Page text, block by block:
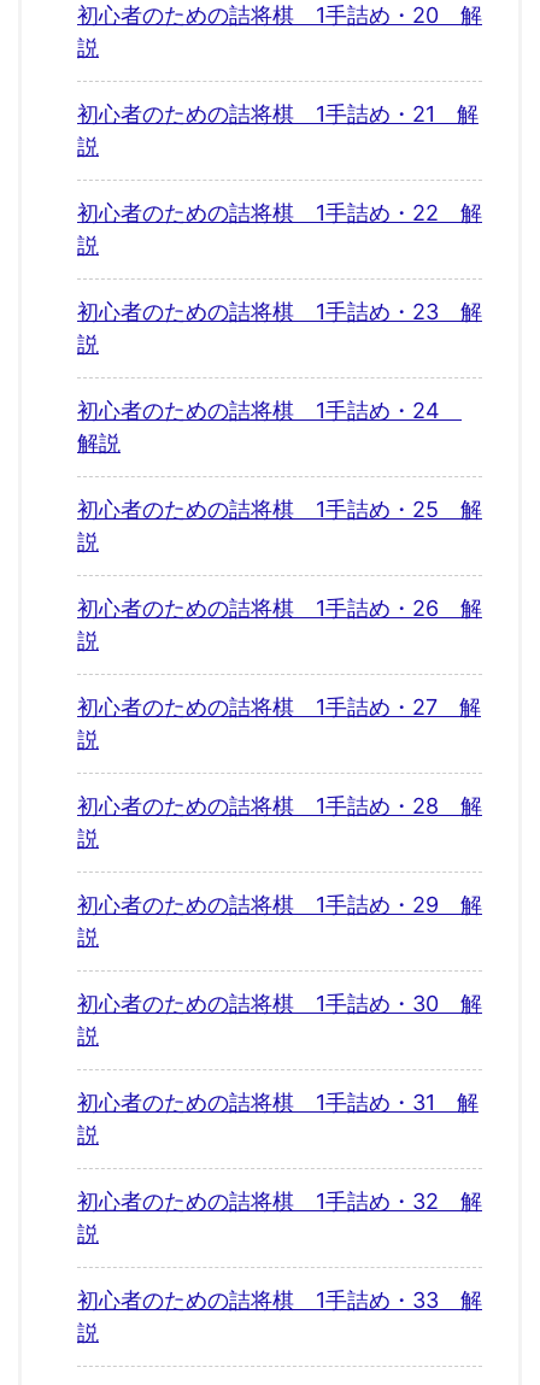
初心者のための詰将棋 1手詰め・20 解
説
初心者のための詰将棋 1手詰め・21 解
説
初心者のための詰将棋 1手詰め・22 解
説
初心者のための詰将棋 1手詰め・23 解
説
初心者のための詰将棋 1手詰め・24
解説
初心者のための詰将棋 1手詰め・25 解
説
初心者のための詰将棋 1手詰め・26 解
説
初心者のための詰将棋 1手詰め・27 解
説
初心者のための詰将棋 1手詰め・28 解
説
初心者のための詰将棋 1手詰め・29 解
説
初心者のための詰将棋 1手詰め・30 解
説
初心者のための詰将棋 1手詰め・31 解
説
初心者のための詰将棋 1手詰め・32 解
説
初心者のための詰将棋 1手詰め・33 解
説